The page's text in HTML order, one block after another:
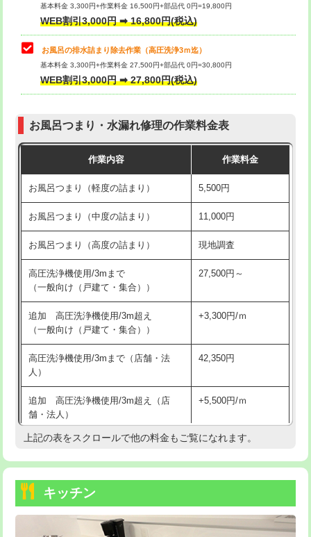
小便器トイレ脱着
その他部品の脱着 8,800円～
交換・取付（タンク）
交換・取付（普通便座） 11,000円+材料費
交換・取付（温水洗浄便座） 16,500円+材料費
交換・取付(単水栓（壁付・デッキ
式）)
13,200円+材料費
交換・取付(混合水栓（壁付・デッキ
式・ワンホール）)
16,500円+材料費
交換・取付(排水栓・排水トラップ
（P/S/ポップアップ））
22,000円+材料費
交換・取付（その他部品） 11,000円+材料費
持込商品取付（単水栓） 13,200円
持込商品取付（混合水栓）
持込商品取付（浄水器・分岐水栓） 16,500円
持込商品取付（温水洗浄便座） 22,000円
持込商品取付（普通便座⇔温水洗浄便
22,000円
給水管工事※（ホール加工)
給水管工事※（バンド止め) 3,300円
基本料金 3,300円+作業料金 16,500円+部品代 0円=19,800円
WEB割引3,000円 ➡ 16,800円(税込)
お風呂の排水詰まり除去作業（高圧洗浄3ｍ迄）
基本料金 3,300円+作業料金 27,500円+部品代 0円=30,800円
WEB割引3,000円 ➡ 27,800円(税込)
お風呂つまり・水漏れ修理の作業料金表
作業内容 作業料金
お風呂つまり（軽度の詰まり） 5,500円
お風呂つまり（中度の詰まり） 11,000円
お風呂つまり（高度の詰まり） 現地調査
高圧洗浄機使用/3mまで
（一般向け（戸建て・集合））
27,500円～
追加 高圧洗浄機使用/3m超え
（一般向け（戸建て・集合））
+3,300円/ｍ
高圧洗浄機使用/3mまで（店舗・法
人）
42,350円
追加 高圧洗浄機使用/3m超え（店
舗・法人）
+5,500円/ｍ
高度高圧洗浄換 現地調査
トーラー機使用/3mまで
追加トーラー機使用/3m超え +3,300円
上記の表をスクロールで他の料金もご覧になれます。
キッチン